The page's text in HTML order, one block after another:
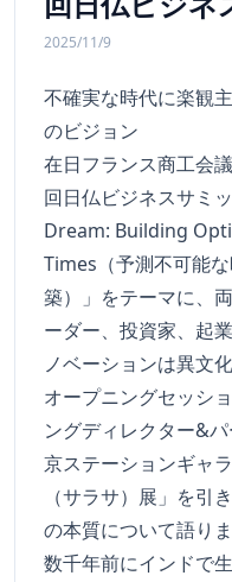
2025/11/9
不確実な時代に楽観
のビジョン
在日フランス商工会
回日仏ビジネスサミ
Dream: Building
Times（予測不可能
築）」をテーマに、
ーダー、投資家、起
ノベーションは異文
オープニングセッシ
ングディレクター&
京ステーションギャ
（サラサ）展」を引
の本質について語りま
数千年前にインドで